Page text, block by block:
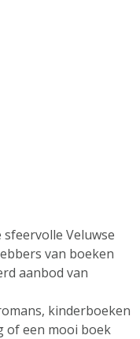
Veluwse
van boeken
aanbod van
kinderboeken
of een mooi boek